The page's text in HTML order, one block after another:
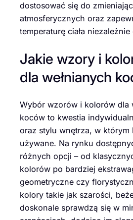
dostosować się do
atmosferycznych oraz
temperaturę ciała
Jakie wzory i
dla wełnianych
Wybór wzorów i kolorów dla
koców to kwestia
oraz stylu wnętrza, w którym
używane. Na rynku
różnych opcji – od
kolorów po bardziej
geometryczne czy
kolory takie jak szarości,
doskonale sprawdzą się w